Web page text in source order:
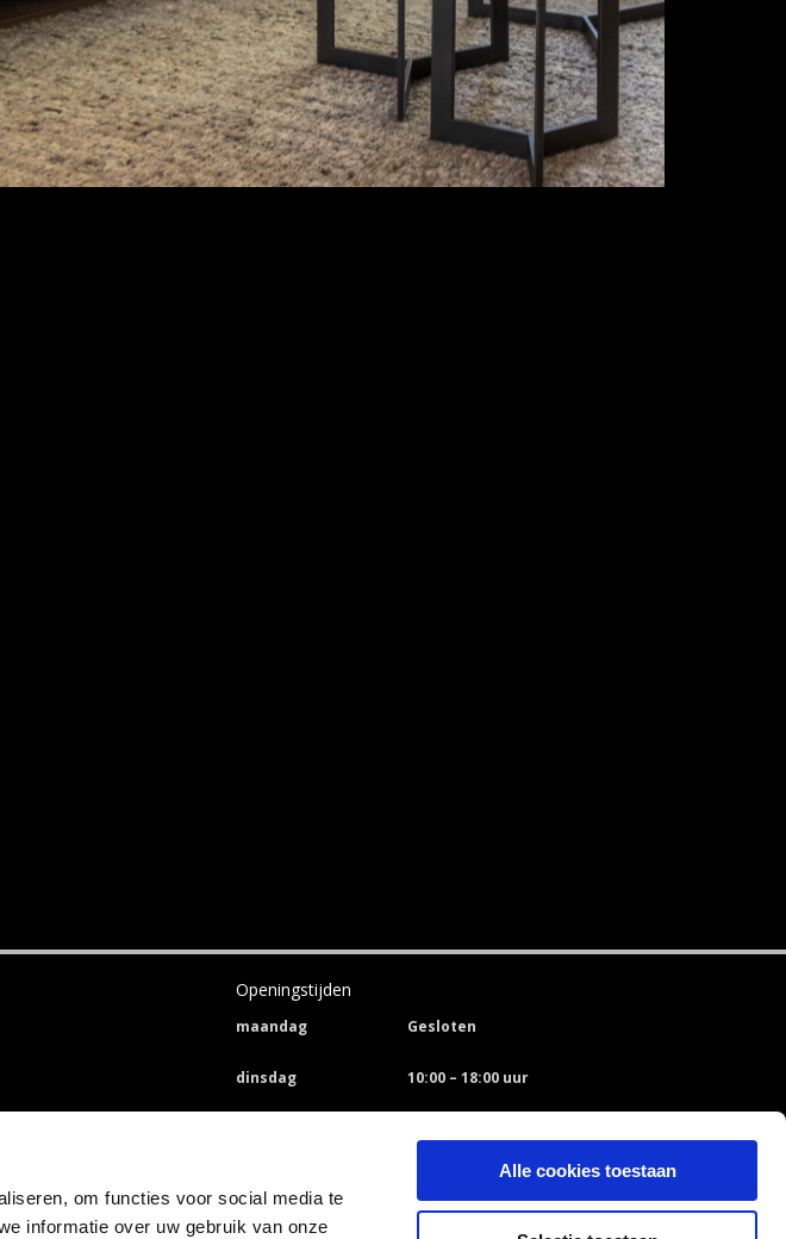
om functies voor social media te
informatie over uw gebruik van onze
Alle cookies toestaan
Openingstijden
maandag Gesloten
dinsdag 10:00 – 18:00 uur
10:00 – 18:00 uur
Vrijdag 10:00 – 18:00 uur